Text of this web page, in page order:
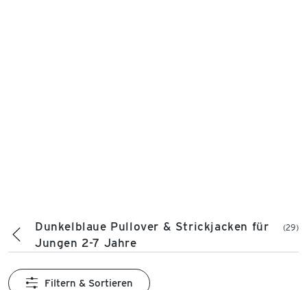
Dunkelblaue Pullover & Strickjacken für
Jungen 2-7 Jahre
(29)
Filtern & Sortieren